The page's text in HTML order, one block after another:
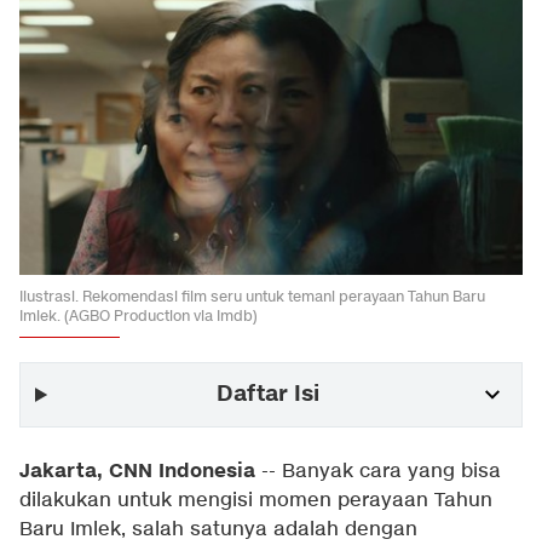
Ilustrasi. Rekomendasi film seru untuk temani perayaan Tahun Baru
Imlek. (AGBO Production via Imdb)
Daftar Isi
Jakarta, CNN Indonesia -- Banyak cara yang bisa
dilakukan untuk mengisi momen perayaan Tahun
Baru Imlek, salah satunya adalah dengan